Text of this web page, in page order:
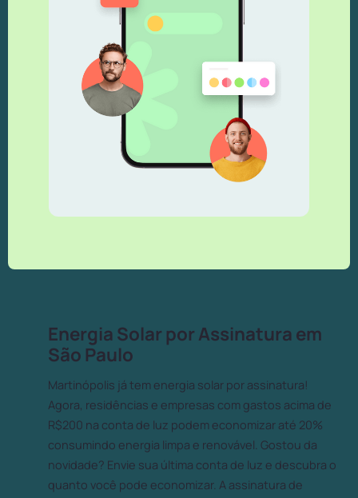
Energia Solar por Assinatura em
São Paulo
Martinópolis já tem energia solar por assinatura!
Agora, residências e empresas com gastos acima de
R$200 na conta de luz podem economizar até 20%
consumindo energia limpa e renovável. Gostou da
novidade? Envie sua última conta de luz e descubra o
quanto você pode economizar. A assinatura de